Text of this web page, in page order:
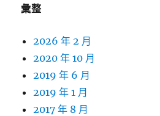
彙整
2026 年 2 月
2020 年 10 月
2019 年 6 月
2019 年 1 月
2017 年 8 月